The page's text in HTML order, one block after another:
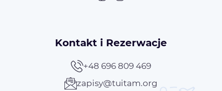
Kontakt i Rezerwacje
+48 696 809 469
zapisy@tuitam.org